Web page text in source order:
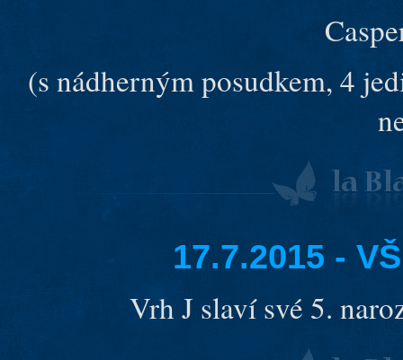
(s nádherným posudkem, 4
17.7.2015 -
Vrh J slaví své 5.